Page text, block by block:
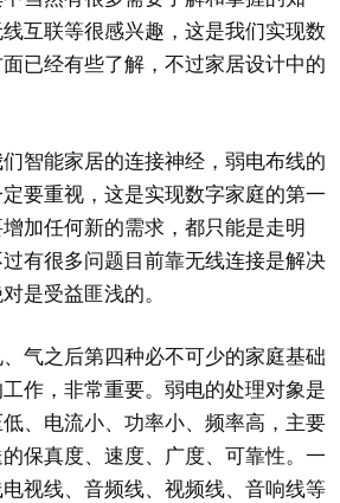
互联等很感兴趣，这是我们实现数
已经有些了解，不过家居设计中的
能家居的连接神经，弱电布线的
要重视，这是实现数字家庭的第一
加任何新的需求，都只能是走明
有很多问题目前靠无线连接是解决
是受益匪浅的。
之后第四种必不可少的家庭基础
作，非常重要。弱电的处理对象是
、电流小、功率小、频率高，主要
保真度、速度、广度、可靠性。一
视线、音频线、视频线、音响线等